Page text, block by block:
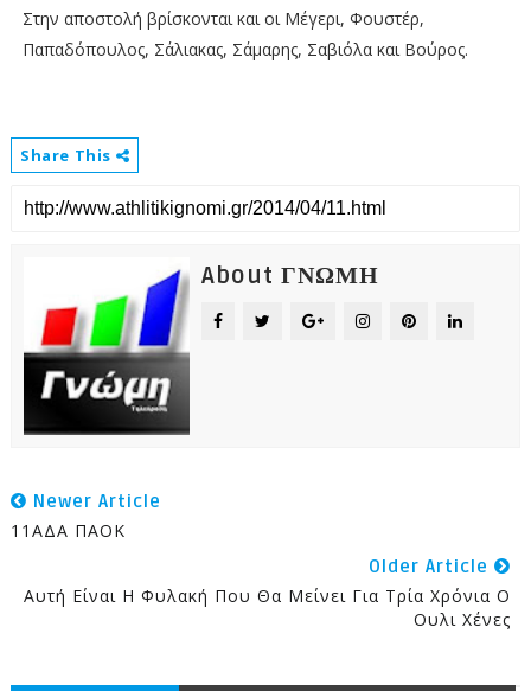
Στην αποστολή βρίσκονται και οι Μέγερι, Φουστέρ,
Παπαδόπουλος, Σάλιακας, Σάμαρης, Σαβιόλα και Βούρος.
Share This
About ΓΝΩΜΗ
Newer Article
11ΑΔΑ ΠΑΟΚ
Older Article
Αυτή Είναι Η Φυλακή Που Θα Μείνει Για Τρία Χρόνια Ο
Ουλι Χένες